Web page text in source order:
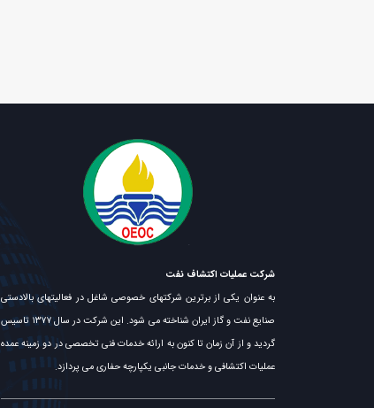
شرکت عملیات اکتشاف نفت
به عنوان یکی از برترین شرکتهای خصوصی شاغل در فعالیتهای بالادستی
صنایع نفت و گاز ایران شناخته می شود. این شرکت در سال ۱۳۷۷ تاسیس
گردید و از آن زمان تا کنون به ارائه خدمات فنی تخصصی در دو زمینه عمده
عملیات اکتشافی و خدمات جانبی یکپارچه حفاری می پردازد.